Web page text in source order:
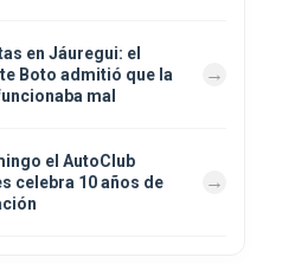
en Jáuregui: el
Boto admitió que la
mal
el AutoClub
celebra 10 años de